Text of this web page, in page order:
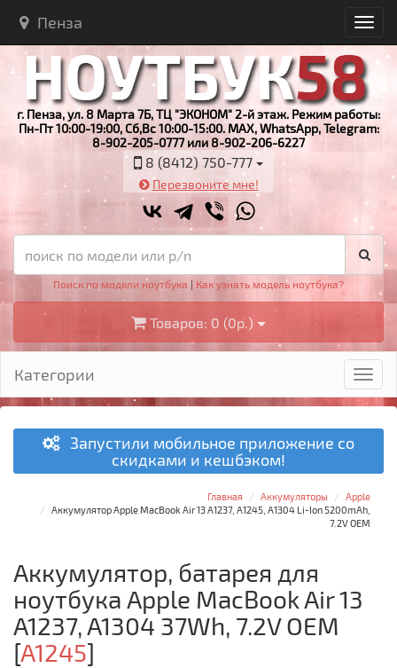
Пенза
г. Пенза, ул. 8 Марта 7Б, ТЦ "ЭКОНОМ" 2-й этаж. Режим работы:
Пн-Пт 10:00-19:00, Сб,Вс 10:00-15:00. MAX, WhatsApp, Telegram:
8-902-205-0777 или 8-902-206-6227
8 (8412) 750-777
Перезвоните мне!
Поиск по модели ноутбука | Как узнать модель ноутбука?
Товаров: 0 (0р.)
Категории
Запустили мобильное приложение со
скидками и кешбэком!
Главная Аккумуляторы
Apple
Аккумулятор Apple MacBook Air 13 A1237, A1245, A1304 Li-Ion 5200mAh,
7.2V OEM
Аккумулятор, батарея для
ноутбука Apple MacBook Air 13
A1237, A1304 37Wh, 7.2V OEM
[A1245]